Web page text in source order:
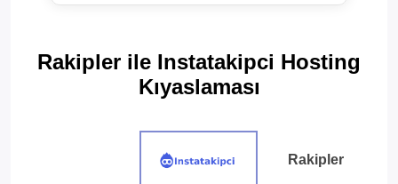
Rakipler ile Instatakipci Hosting
Kıyaslaması
Rakipler